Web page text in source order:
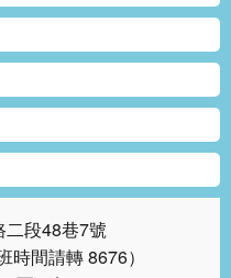
二段48巷7號
間請轉 8676）